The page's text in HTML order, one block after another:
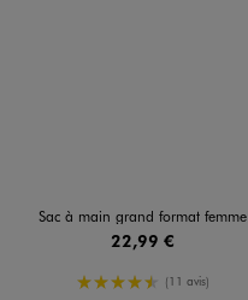
Sac à main grand format femme
22,99 €
4.5/5 de moyenne
(11 avis)